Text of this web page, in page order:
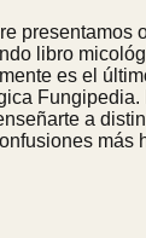
presentamos
libro
es el
a
más